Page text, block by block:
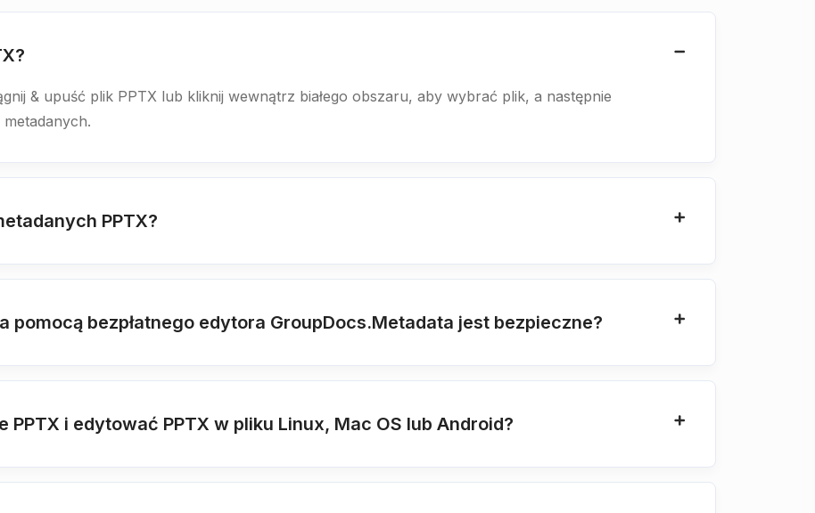
& upuść plik PPTX lub kliknij wewnątrz białego obszaru, aby wybrać plik, a następnie
PPTX?
pomocą bezpłatnego edytora GroupDocs.Metadata jest bezpieczne?
i edytować PPTX w pliku Linux, Mac OS lub Android?